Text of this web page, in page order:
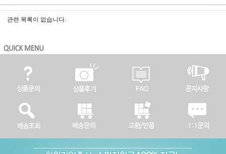
관련 목록이 없습니다.